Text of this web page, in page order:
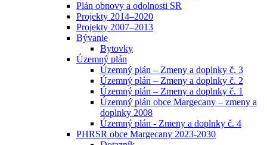
Plán obnovy a odolnosti SR
Projekty 2014–2020
Projekty 2007–2013
Bývanie
Bytovky
Územný plán
Územný plán – Zmeny a doplnky č. 3
Územný plán – Zmeny a doplnky č. 2
Územný plán – Zmeny a doplnky č. 1
Územný plán obce Margecany – zmeny a
doplnky 2008
Územný plán - Zmeny a doplnky č. 4
PHRSR obce Margecany 2023-2030